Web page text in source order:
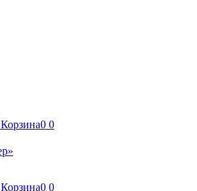
Корзина0 0
Корзина0 0